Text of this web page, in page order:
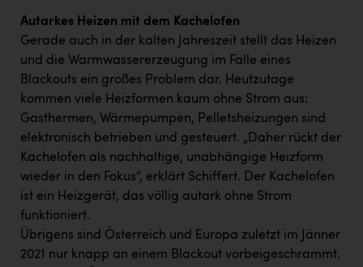
Autarkes Heizen mit dem Kachelofen
Gerade auch in der kalten Jahreszeit stellt das Heizen
und die Warmwassererzeugung im Falle eines
Blackouts ein großes Problem dar. Heutzutage
kommen viele Heizformen kaum ohne Strom aus:
Gasthermen, Wärmepumpen, Pelletsheizungen sind
elektronisch betrieben und gesteuert. „Daher rückt der
Kachelofen als nachhaltige, unabhängige Heizform
wieder in den Fokus“, erklärt Schiffert. Der Kachelofen
ist ein Heizgerät, das völlig autark ohne Strom
funktioniert.
Übrigens sind Österreich und Europa zuletzt im Jänner
2021 nur knapp an einem Blackout vorbeigeschrammt.